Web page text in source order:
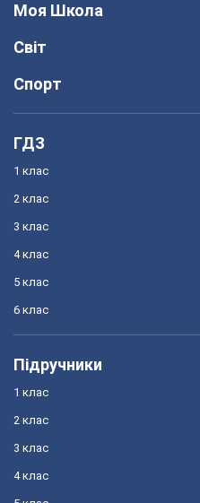
Моя Школа
Світ
Спорт
ГДЗ
1 клас
2 клас
3 клас
4 клас
5 клас
6 клас
Підручники
1 клас
2 клас
3 клас
4 клас